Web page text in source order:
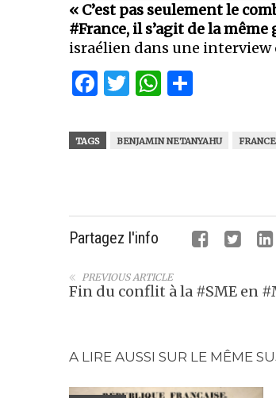
« C’est pas seulement le
#France, il s’agit de la même
israélien dans une interview
Facebook
Twitter
WhatsApp
TAGS BENJAMIN NETANYAHU FRANCE
Partagez l'info
PREVIOUS ARTICLE
Fin du conflit à la #SME en
A LIRE AUSSI SUR LE MÊME